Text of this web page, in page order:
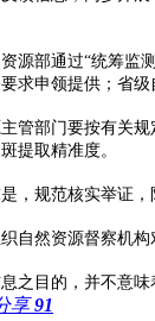
源部通过“统筹监
求申领提供；省
管部门要按有关
提取精准度。
，规范核实举证
自然资源督察机
之目的，并不意
享91